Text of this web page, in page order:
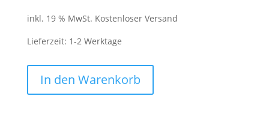
war:
2.390,00 €
inkl. 19 % MwSt. Kostenloser Versand
Lieferzeit: 1-2 Werktage
Kaschkuli
Pflanzenfarben
In den Warenkorb